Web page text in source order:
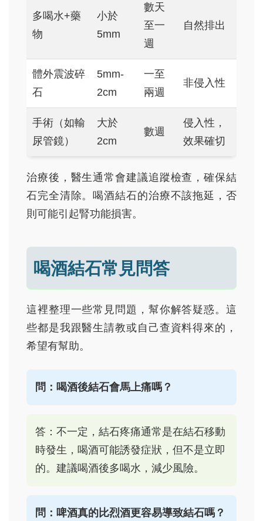
多喝水+藥
物
小於
5mm
數天
至一
週
自然排出
體外震波碎
石
5mm-
2cm
一至
兩週
非侵入性
手術（如輸
尿管鏡）
大於
2cm
數週
侵入性，
效果確切
治療後，醫生通常會建議追蹤檢查，確保結
石完全清除。喝酒結石的治療不該拖延，否
則可能引起腎功能損害。
喝酒結石常見問答
這裡整理一些常見問題，幫你解答疑惑。這
些都是我跟醫生請教或自己查資料得來的，
希望有幫助。
問：喝酒後結石會馬上痛嗎？
答：不一定，結石疼痛通常是在結石移動
時發生，喝酒可能誘發症狀，但不是立即
的。建議喝酒後多喝水，減少風險。
問：啤酒真的比烈酒更容易導致結石嗎？